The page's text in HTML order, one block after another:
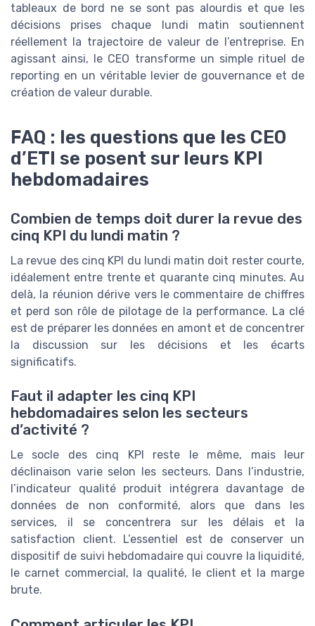
tableaux de bord ne se sont pas alourdis et que les
décisions prises chaque lundi matin soutiennent
réellement la trajectoire de valeur de l’entreprise. En
agissant ainsi, le CEO transforme un simple rituel de
reporting en un véritable levier de gouvernance et de
création de valeur durable.
FAQ : les questions que les CEO
d’ETI se posent sur leurs KPI
hebdomadaires
Combien de temps doit durer la revue des
cinq KPI du lundi matin ?
La revue des cinq KPI du lundi matin doit rester courte,
idéalement entre trente et quarante cinq minutes. Au
delà, la réunion dérive vers le commentaire de chiffres
et perd son rôle de pilotage de la performance. La clé
est de préparer les données en amont et de concentrer
la discussion sur les décisions et les écarts
significatifs.
Faut il adapter les cinq KPI
hebdomadaires selon les secteurs
d’activité ?
Le socle des cinq KPI reste le même, mais leur
déclinaison varie selon les secteurs. Dans l’industrie,
l’indicateur qualité produit intégrera davantage de
données de non conformité, alors que dans les
services, il se concentrera sur les délais et la
satisfaction client. L’essentiel est de conserver un
dispositif de suivi hebdomadaire qui couvre la liquidité,
le carnet commercial, la qualité, le client et la marge
brute.